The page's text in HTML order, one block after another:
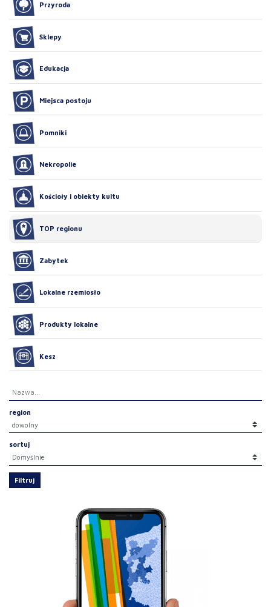
Przyroda
Sklepy
Edukacja
Miejsca postoju
Pomniki
Nekropolie
Kościoły i obiekty kultu
TOP regionu
Zabytek
Lokalne rzemiosło
Produkty lokalne
Kesz
region
sortuj
Filtruj